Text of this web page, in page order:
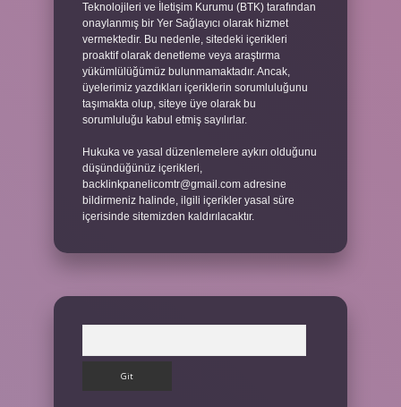
Teknolojileri ve İletişim Kurumu (BTK) tarafından
onaylanmış bir Yer Sağlayıcı olarak hizmet
vermektedir. Bu nedenle, sitedeki içerikleri
proaktif olarak denetleme veya araştırma
yükümlülüğümüz bulunmamaktadır. Ancak,
üyelerimiz yazdıkları içeriklerin sorumluluğunu
taşımakta olup, siteye üye olarak bu
sorumluluğu kabul etmiş sayılırlar.
Hukuka ve yasal düzenlemelere aykırı olduğunu
düşündüğünüz içerikleri,
backlinkpanelicomtr@gmail.com adresine
bildirmeniz halinde, ilgili içerikler yasal süre
içerisinde sitemizden kaldırılacaktır.